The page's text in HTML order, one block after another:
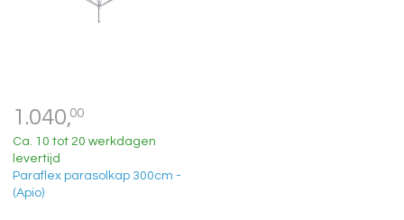
1.040,00
Ca. 10 tot 20 werkdagen
levertijd
Paraflex parasolkap 300cm -
(Apio)